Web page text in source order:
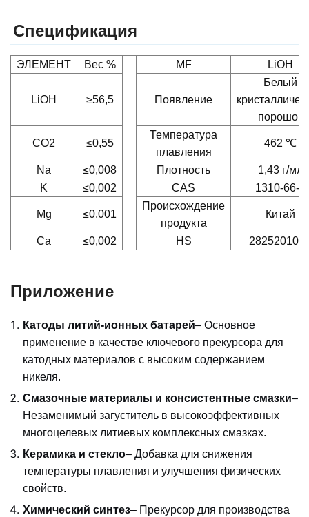
Спецификация
ЭЛЕМЕНТ Вес % MF LiOH
LiOH ≥56,5 Появление
Белый
порошок
CO2 ≤0,55
Температура
плавления
462 ℃
Na ≤0,008 Плотность
1,43 г/мл
K
≤0,002 CAS 1310-66-3
Mg ≤0,001
Происхождение
продукта
Китай
Ca ≤0,002 HS
Приложение
Катоды литий-ионных батарей– Основное
применение в качестве ключевого прекурсора для
катодных материалов с высоким содержанием
никеля.
Смазочные материалы и консистентные смазки–
Незаменимый загуститель в высокоэффективных
многоцелевых литиевых комплексных смазках.
Керамика и стекло– Добавка для снижения
температуры плавления и улучшения физических
свойств.
Химический синтез– Прекурсор для производства